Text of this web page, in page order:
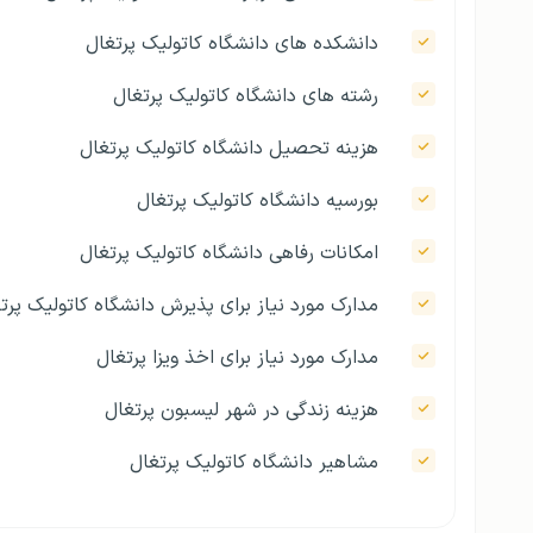
دانشکده های دانشگاه کاتولیک پرتغال
رشته های دانشگاه کاتولیک پرتغال
هزینه تحصیل دانشگاه کاتولیک پرتغال
بورسیه دانشگاه کاتولیک پرتغال
امکانات رفاهی دانشگاه کاتولیک پرتغال
مدارک مورد نیاز برای پذیرش دانشگاه کاتولیک
مدارک مورد نیاز برای اخذ ویزا پرتغال
هزینه زندگی در شهر لیسبون پرتغال
مشاهیر دانشگاه کاتولیک پرتغال